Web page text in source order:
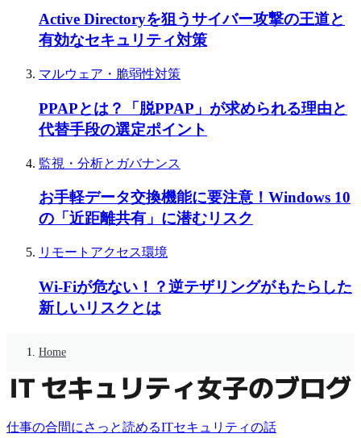
Active Directoryを狙うサイバー攻撃の王道と
有効なセキュリティ対策
マルウェア・脆弱性対策
PPAPとは？「脱PPAP」が求められる理由と
代替手段の選定ポイント
監視・分析とガバナンス
お手軽データ交換機能に要注意！Windows 10
の「近距離共有」に潜むリスク
リモートアクセス環境
Wi-Fiが危ない！？逆テザリングがもたらした
新しいリスクとは
Home
仕事の合間にさっと読めるITセキュリティの話